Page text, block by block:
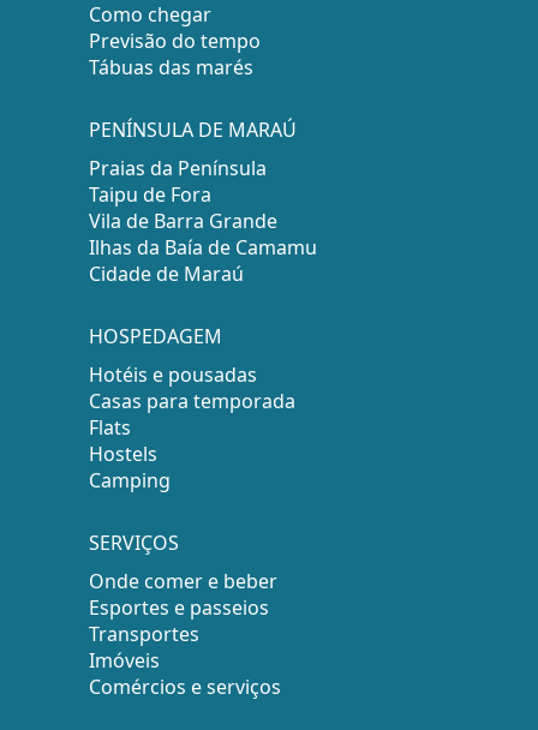
Como chegar
Previsão do tempo
Tábuas das marés
PENÍNSULA DE MARAÚ
Praias da Península
Taipu de Fora
Vila de Barra Grande
Ilhas da Baía de Camamu
Cidade de Maraú
HOSPEDAGEM
Hotéis e pousadas
Casas para temporada
Flats
Hostels
Camping
SERVIÇOS
Onde comer e beber
Esportes e passeios
Transportes
Imóveis
Comércios e serviços